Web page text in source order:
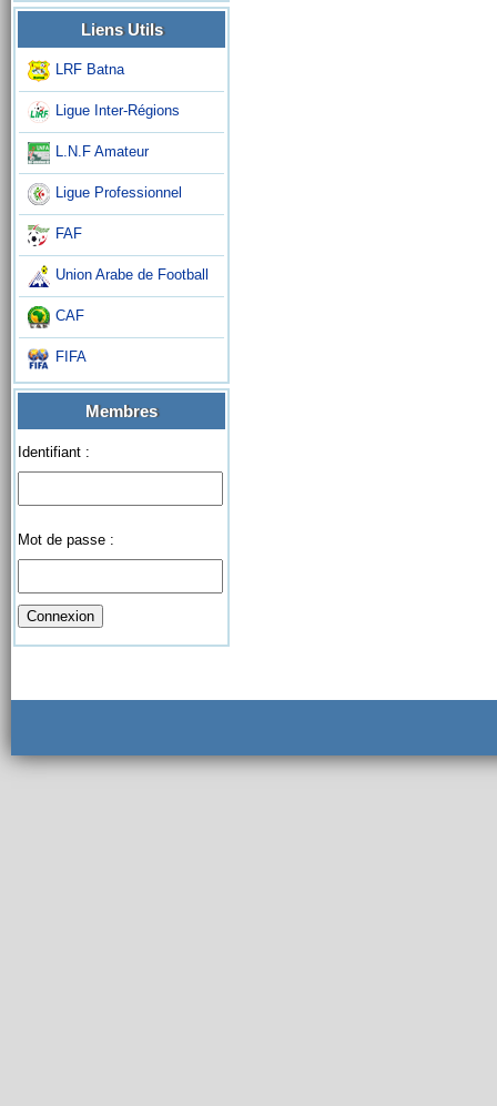
Liens Utils
LRF Batna
Ligue Inter-Régions
L.N.F Amateur
Ligue Professionnel
FAF
Union Arabe de Football
CAF
FIFA
Membres
Identifiant :
Mot de passe :